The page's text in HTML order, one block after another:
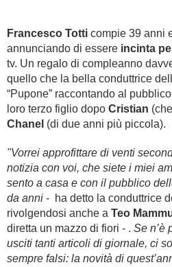
Francesco Totti compie 39 anni
annunciando di essere incinta
tv. Un regalo di compleanno
quello che la bella conduttrice
“Pupone” raccontando al
loro terzo figlio dopo Cristian
Chanel (di due anni più piccola).
"Vorrei approfittare di venti
notizia con voi, che siete i miei
sento a casa e con il pubblico
da anni - ha detto la conduttrice
rivolgendosi anche a Teo
diretta un mazzo di fiori - . Se n’è
usciti tanti articoli di giornale, ci
sempre falsi: la novità di